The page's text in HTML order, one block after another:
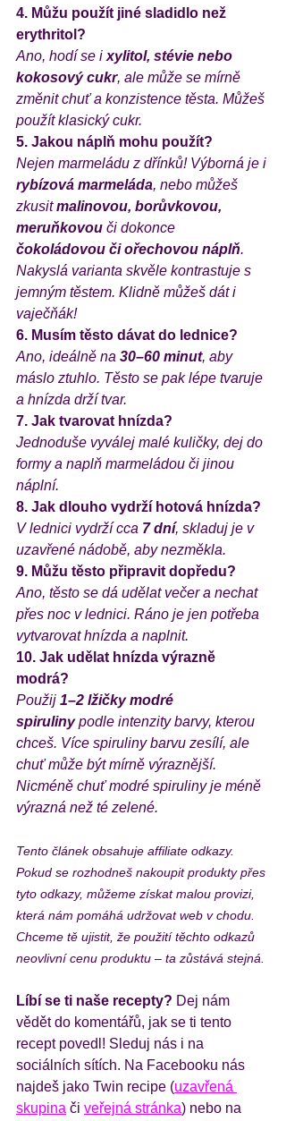
4. Můžu použít jiné sladidlo než
erythritol?
Ano, hodí se i xylitol, stévie nebo
kokosový cukr, ale může se mírně
změnit chuť a konzistence těsta. Můžeš
použít klasický cukr.
5. Jakou náplň mohu použít?
Nejen marmeládu z dřínků! Výborná je i
rybízová marmeláda, nebo můžeš
zkusit malinovou, borůvkovou,
meruňkovou či dokonce
čokoládovou či ořechovou náplň.
Nakyslá varianta skvěle kontrastuje s
jemným těstem. Klidně můžeš dát i
vaječňák!
6. Musím těsto dávat do lednice?
Ano, ideálně na 30–60 minut, aby
máslo ztuhlo. Těsto se pak lépe tvaruje
a hnízda drží tvar.
7. Jak tvarovat hnízda?
Jednoduše vyválej malé kuličky, dej do
formy a naplň marmeládou či jinou
náplní.
8. Jak dlouho vydrží hotová hnízda?
V lednici vydrží cca 7 dní, skladuj je v
uzavřené nádobě, aby nezměkla.
9. Můžu těsto připravit dopředu?
Ano, těsto se dá udělat večer a nechat
přes noc v lednici. Ráno je jen potřeba
vytvarovat hnízda a naplnit.
10. Jak udělat hnízda výrazně
modrá?
Použij 1–2 lžičky modré
spiruliny podle intenzity barvy, kterou
chceš. Více spiruliny barvu zesílí, ale
chuť může být mírně výraznější.
Nicméně chuť modré spiruliny je méně
výrazná než té zelené.
Tento článek obsahuje affiliate odkazy.
Pokud se rozhodneš nakoupit produkty přes
tyto odkazy, můžeme získat malou provizi,
která nám pomáhá udržovat web v chodu.
Chceme tě ujistit, že použití těchto odkazů
neovlivní cenu produktu – ta zůstává stejná.
Líbí se ti naše recepty? Dej nám
vědět do komentářů, jak se ti tento
recept povedl! Sleduj nás i na
sociálních sítích. Na Facebooku nás
najdeš jako Twin recipe (uzavřená
skupina či veřejná stránka) nebo na